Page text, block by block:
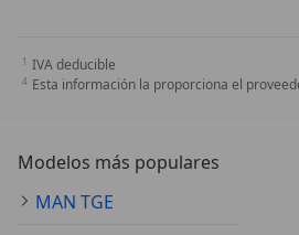
IVA deducible
Esta información la proporciona el
Modelos más populares
MAN TGE